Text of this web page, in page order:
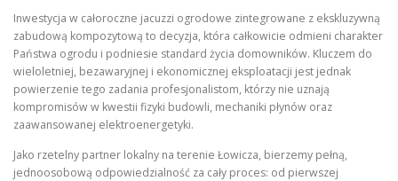
Inwestycja w całoroczne jacuzzi ogrodowe zintegrowane z ekskluzywną
zabudową kompozytową to decyzja, która całkowicie odmieni charakter
Państwa ogrodu i podniesie standard życia domowników. Kluczem do
wieloletniej, bezawaryjnej i ekonomicznej eksploatacji jest jednak
powierzenie tego zadania profesjonalistom, którzy nie uznają
kompromisów w kwestii fizyki budowli, mechaniki płynów oraz
zaawansowanej elektroenergetyki.
Jako rzetelny partner lokalny na terenie Łowicza, bierzemy pełną,
jednoosobową odpowiedzialność za cały proces: od pierwszej